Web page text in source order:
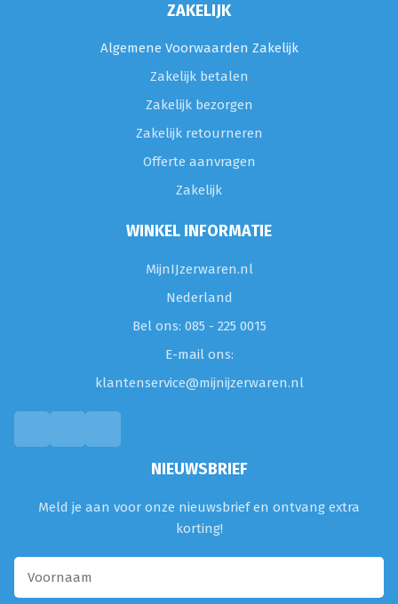
ZAKELIJK
Algemene Voorwaarden Zakelijk
Zakelijk betalen
Zakelijk bezorgen
Zakelijk retourneren
Offerte aanvragen
Zakelijk
WINKEL INFORMATIE
MijnIJzerwaren.nl
Nederland
Bel ons: 085 - 225 0015
E-mail ons:
klantenservice@mijnijzerwaren.nl
NIEUWSBRIEF
Meld je aan voor onze nieuwsbrief en ontvang extra
korting!